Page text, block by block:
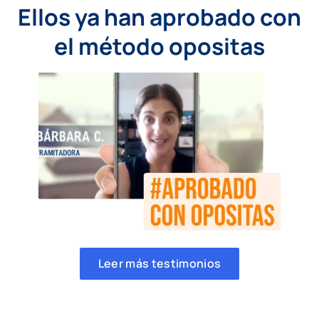
Ellos ya han aprobado con
el método opositas
Leer más testimonios